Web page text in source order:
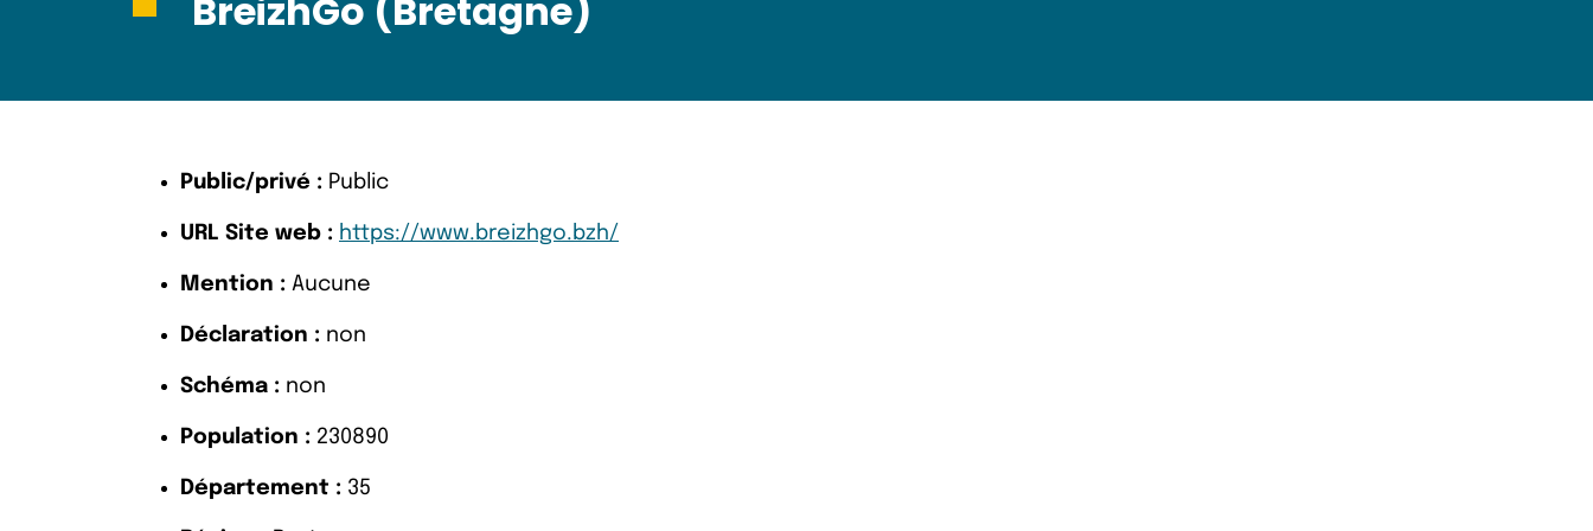
BreizhGo (Bretagne)
Public/privé : Public
URL Site web : https://www.breizhgo.bzh/
Mention : Aucune
Déclaration : non
Schéma : non
Population : 230890
Département : 35